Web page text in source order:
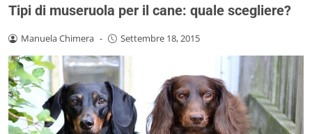
Tipi di museruola per il cane: quale scegliere?
Manuela Chimera - Settembre 18, 2015